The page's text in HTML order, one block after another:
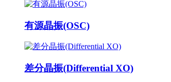
有源晶振(OSC)
差分晶振(Differential XO)